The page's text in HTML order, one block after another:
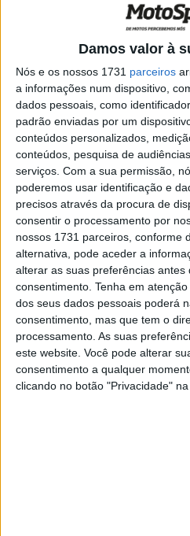
Damos valor à
Nós e os nossos 1731 parceiros
a informações num dispositivo,
dados pessoais, como
padrão enviadas por um
conteúdos personalizados,
conteúdos, pesquisa de
serviços. Com a sua permissão,
poderemos usar identificação e
precisos através da procura de
consentir o processamento por
nossos 1731 parceiros, conforme
alternativa, pode aceder a
alterar as suas preferências
consentimento. Tenha em
dos seus dados pessoais poderá
consentimento, mas que tem o
processamento. As suas
este website. Você pode alterar
consentimento a qualquer
clicando no botão "Privacidade"
corrida Sprint do GP da
Porém, o irmão mais novo
ao fim, e a dupla abriu uma
o terceiro classificado,
na mesma ordem em todas
temporada, com Marc
vantagem na classificação
Johann Zarco, a surpresa de
a primeira linha ao lado dos
linha lateral e foi
Acosta e Fabio Quartararo.
máxima da Honda, Zarco
compatriota Quartararo e
atrás de Acosta, que estava a
distância. Zarco superou
instantes finais e recebeu a
mais de um segundo do pódio,
Honda na era pós-Márquez.